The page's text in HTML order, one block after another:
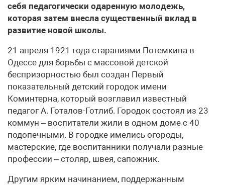
себя педагогически одаренную молодежь,
которая затем внесла существенный вклад в
развитие новой школы.
21 апреля 1921 года стараниями Потемкина в
Одессе для борьбы с массовой детской
беспризорностью был создан Первый
показательный детский городок имени
Коминтерна, который возглавил известный
педагог А. Готалов-Готлиб. Городок состоял из 23
коммун – воспитатели жили в одном доме с 40
подопечными. В городке имелись огороды,
мастерские, где воспитанники получали разные
профессии – столяр, швея, сапожник.
Другим ярким начинанием, поддержанным